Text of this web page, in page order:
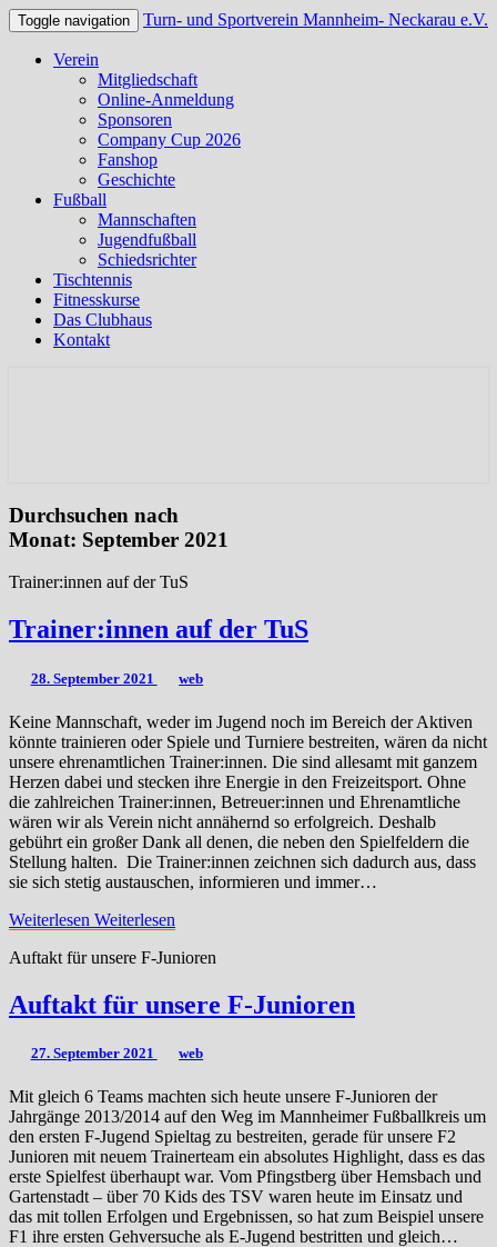
Toggle navigation Turn- und Sportverein Mannheim- Neckarau e.V.
Verein
Mitgliedschaft
Online-Anmeldung
Sponsoren
Company Cup 2026
Fanshop
Geschichte
Fußball
Mannschaften
Jugendfußball
Schiedsrichter
Tischtennis
Fitnesskurse
Das Clubhaus
Kontakt
Durchsuchen nach
Monat: September 2021
Trainer:innen auf der TuS
Trainer:innen auf der TuS
28. September 2021 web
Keine Mannschaft, weder im Jugend noch im Bereich der Aktiven
könnte trainieren oder Spiele und Turniere bestreiten, wären da nicht
unsere ehrenamtlichen Trainer:innen. Die sind allesamt mit ganzem
Herzen dabei und stecken ihre Energie in den Freizeitsport. Ohne
die zahlreichen Trainer:innen, Betreuer:innen und Ehrenamtliche
wären wir als Verein nicht annähernd so erfolgreich. Deshalb
gebührt ein großer Dank all denen, die neben den Spielfeldern die
Stellung halten. Die Trainer:innen zeichnen sich dadurch aus, dass
sie sich stetig austauschen, informieren und immer…
Weiterlesen Weiterlesen
Auftakt für unsere F-Junioren
Auftakt für unsere F-Junioren
27. September 2021 web
Mit gleich 6 Teams machten sich heute unsere F-Junioren der
Jahrgänge 2013/2014 auf den Weg im Mannheimer Fußballkreis um
den ersten F-Jugend Spieltag zu bestreiten, gerade für unsere F2
Junioren mit neuem Trainerteam ein absolutes Highlight, dass es das
erste Spielfest überhaupt war. Vom Pfingstberg über Hemsbach und
Gartenstadt – über 70 Kids des TSV waren heute im Einsatz und
das mit tollen Erfolgen und Ergebnissen, so hat zum Beispiel unsere
F1 ihre ersten Gehversuche als E-Jugend bestritten und gleich…